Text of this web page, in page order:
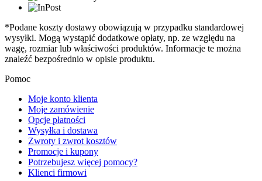
*Podane koszty dostawy obowiązują w przypadku standardowej
wysyłki. Mogą wystąpić dodatkowe opłaty, np. ze względu na
wagę, rozmiar lub właściwości produktów. Informacje te można
znaleźć bezpośrednio w opisie produktu.
Pomoc
Moje konto klienta
Moje zamówienie
Opcje płatności
Wysyłka i dostawa
Zwroty i zwrot kosztów
Promocje i kupony
Potrzebujesz więcej pomocy?
Klienci firmowi